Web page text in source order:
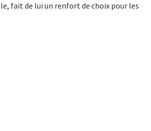
fait de lui un renfort de choix pour les